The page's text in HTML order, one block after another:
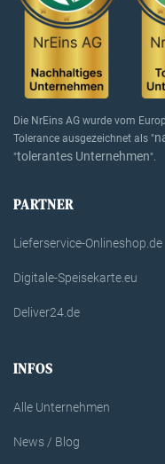
Die NrEins AG wurde vom
Tolerance ausgezeichnet als "
"tolerantes Unternehmen".
PARTNER
Lieferservice-Onlineshop.de
Digitale-Speisekarte.eu
Deliver24.de
INFOS
Alle Unternehmen
News / Blog